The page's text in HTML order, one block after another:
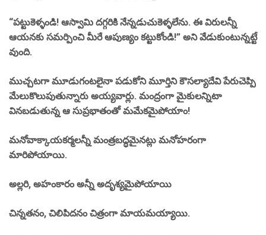
“పట్టుకెళ్ళండి! ఆస్వామి దగ్గరికి నేన్నడుచుకెళ్ళలేను. ఈ విరులన్నీ
ఆయనకు సమర్పించి మీరే ఆపుణ్యం కట్టుకోండి!” అని వేడుకుంటున్నట్టే
వుంది.
ముచ్చటగా మూడుగంటలైనా పడుకోని మూర్తిని కౌసల్యాదేవి పేరుచెప్పి
మేలుకొలుపుతున్నారు అయ్యవార్లు. మంద్రంగా మైకులన్నిటా
వినబడుతున్న ఆ సుప్రభాతంతో మమేకమైపోయాం!
మనోవాక్కాయకర్మలన్నీ మంత్రబద్ధమైనట్లు మనోహరంగా
మారిపోయాయి.
అల్లరి, అహంకారం అన్నీ అదృశ్యమైపోయాయి
చిన్నతనం, చిలిపిదనం చిత్రంగా మాయమయ్యాయి.